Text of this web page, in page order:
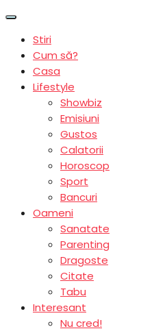
Stiri
Cum să?
Casa
Lifestyle
Showbiz
Emisiuni
Gustos
Calatorii
Horoscop
Sport
Bancuri
Oameni
Sanatate
Parenting
Dragoste
Citate
Tabu
Interesant
Nu cred!